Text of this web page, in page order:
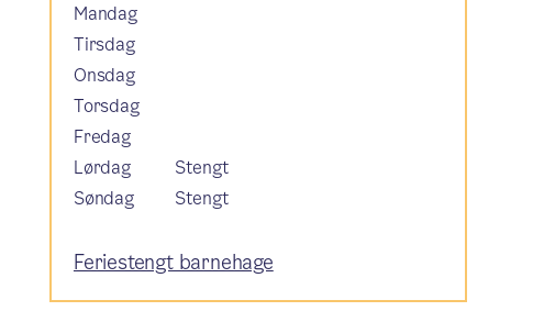
Mandag
Tirsdag
Onsdag
Torsdag
Fredag
Lørdag
Stengt
Søndag
Stengt
Feriestengt barnehage